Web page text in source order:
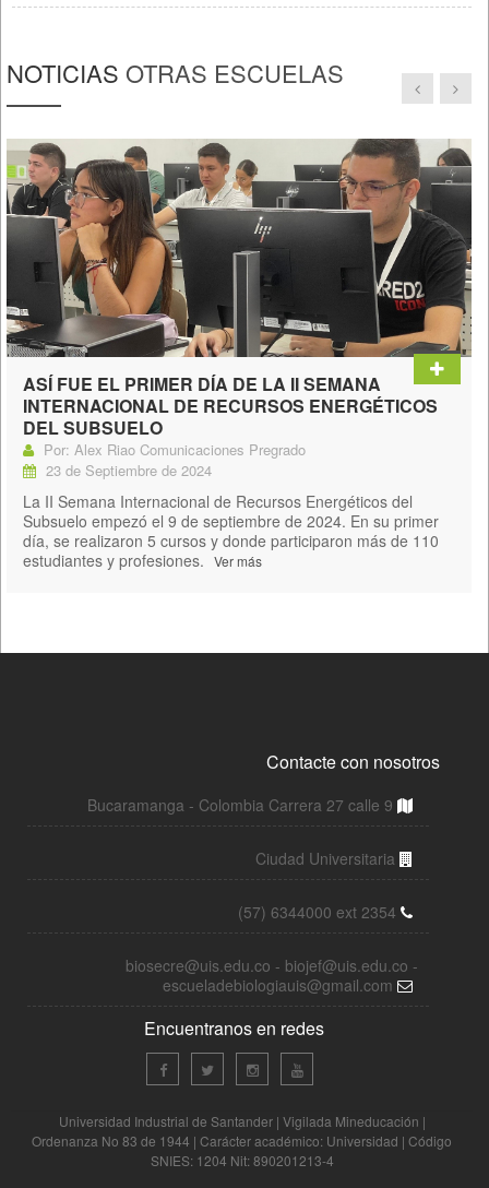
NOTICIAS OTRAS ESCUELAS
ASÍ FUE EL PRIMER DÍA DE LA II SEMANA
INTERNACIONAL DE RECURSOS ENERGÉTICOS
DEL SUBSUELO
Por: Alex Riao Comunicaciones Pregrado
23 de Septiembre de 2024
La II Semana Internacional de Recursos Energéticos del
Subsuelo empezó el 9 de septiembre de 2024. En su primer
día, se realizaron 5 cursos y donde participaron más de 110
estudiantes y profesiones. Ver más
Contacte con nosotros
Bucaramanga - Colombia Carrera 27 calle 9
Ciudad Universitaria
(57) 6344000 ext 2354
biosecre@uis.edu.co - biojef@uis.edu.co -
escueladebiologiauis@gmail.com
Encuentranos en redes
Universidad Industrial de Santander | Vigilada Mineducación |
Ordenanza No 83 de 1944 | Carácter académico: Universidad | Código
SNIES: 1204 Nit: 890201213-4